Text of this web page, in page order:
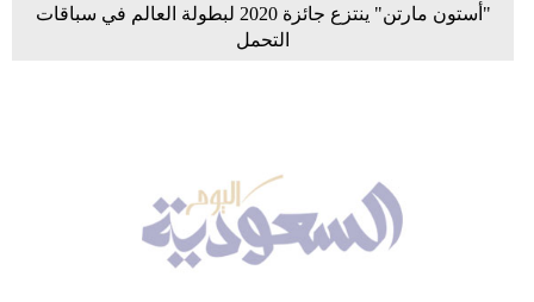
"أستون مارتن" ينتزع جائزة 2020 لبطولة العالم في سباقات
التحمل